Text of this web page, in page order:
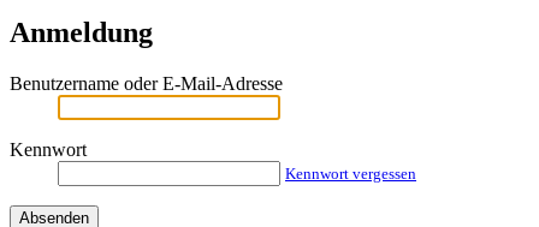
Anmeldung
Benutzername oder E-Mail-Adresse
Kennwort
Kennwort vergessen